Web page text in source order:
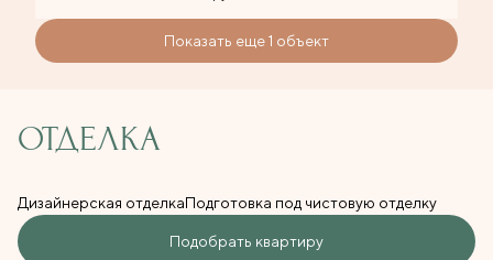
Показать еще 1 объект
ОТДЕЛКА
Дизайнерская отделкаПодготовка под чистовую отделку
Подобрать квартиру